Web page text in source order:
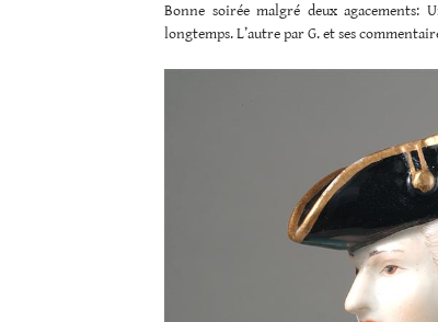
Bonne soirée malgré deux agacements:
longtemps. L’autre par G. et ses